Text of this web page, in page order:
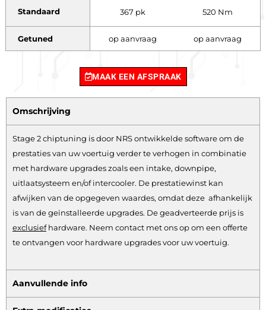
Standaard 367 pk 520 Nm
Getuned op aanvraag op aanvraag
MAAK EEN AFSPRAAK
Omschrijving
Stage 2 chiptuning is door NRS ontwikkelde software om de
prestaties van uw voertuig verder te verhogen in combinatie
met hardware upgrades zoals een intake, downpipe,
uitlaatsysteem en/of intercooler. De prestatiewinst kan
afwijken van de opgegeven waardes, omdat deze afhankelijk
is van de geïnstalleerde upgrades. De geadverteerde prijs is
exclusiefhardware. Neem contact met ons op om een offerte
te ontvangen voor hardware upgrades voor uw voertuig.
Aanvullende info